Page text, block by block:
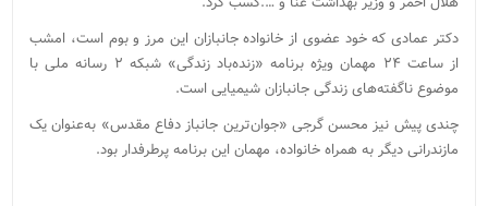
دکتر عمادی که خود عضوی از خانواده جانبازان این مرز و بوم است، امشب
از ساعت ۲۴ مهمان ویژه برنامه «زنده‌باد زندگی» شبکه ۲ رسانه ملی با
موضوع ناگفته‌های زندگی جانبازان شیمیایی است.
چندی پیش نیز محسن گرجی «جوان‌ترین جانباز دفاع مقدس» به‌عنوان یک
مازندرانی دیگر به همراه خانواده، مهمان این برنامه پرطرفدار بود.